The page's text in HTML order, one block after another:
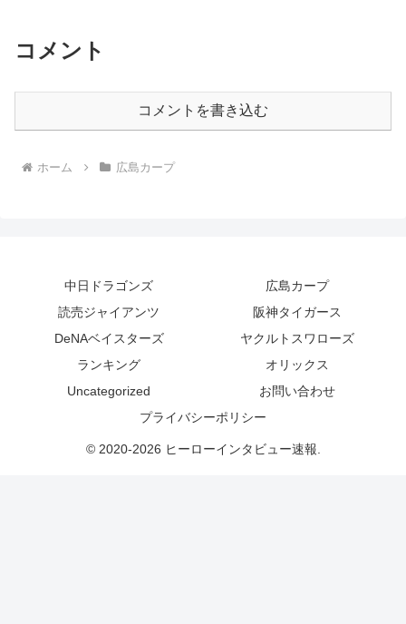
コメント
コメントを書き込む
ホーム 広島カープ
中日ドラゴンズ
広島カープ
読売ジャイアンツ
阪神タイガース
DeNAベイスターズ
ヤクルトスワローズ
ランキング
オリックス
Uncategorized
お問い合わせ
プライバシーポリシー
© 2020-2026 ヒーローインタビュー速報.